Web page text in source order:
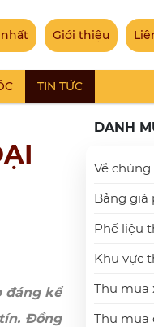
Giới thiệu
TIN TỨC
đáng kể
Đồng
DANH
Về chúng
Bảng giá
Phế liệu
Khu vực
Thu mua
Thu mua